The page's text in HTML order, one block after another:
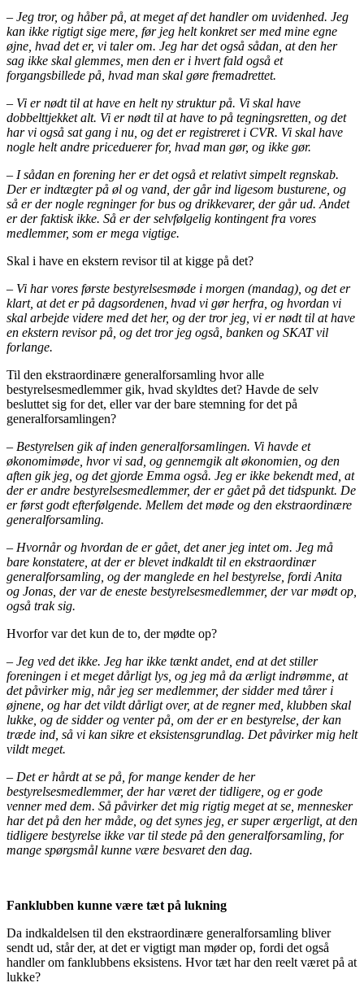
– Jeg tror, og håber på, at meget af det handler om uvidenhed. Jeg
kan ikke rigtigt sige mere, før jeg helt konkret ser med mine egne
øjne, hvad det er, vi taler om. Jeg har det også sådan, at den her
sag ikke skal glemmes, men den er i hvert fald også et
forgangsbillede på, hvad man skal gøre fremadrettet.
– Vi er nødt til at have en helt ny struktur på. Vi skal have
dobbelttjekket alt. Vi er nødt til at have to på tegningsretten, og det
har vi også sat gang i nu, og det er registreret i CVR. Vi skal have
nogle helt andre priceduerer for, hvad man gør, og ikke gør.
– I sådan en forening her er det også et relativt simpelt regnskab.
Der er indtægter på øl og vand, der går ind ligesom busturene, og
så er der nogle regninger for bus og drikkevarer, der går ud. Andet
er der faktisk ikke. Så er der selvfølgelig kontingent fra vores
medlemmer, som er mega vigtige.
Skal i have en ekstern revisor til at kigge på det?
– Vi har vores første bestyrelsesmøde i morgen (mandag), og det er
klart, at det er på dagsordenen, hvad vi gør herfra, og hvordan vi
skal arbejde videre med det her, og der tror jeg, vi er nødt til at have
en ekstern revisor på, og det tror jeg også, banken og SKAT vil
forlange.
Til den ekstraordinære generalforsamling hvor alle
bestyrelsesmedlemmer gik, hvad skyldtes det? Havde de selv
besluttet sig for det, eller var der bare stemning for det på
generalforsamlingen?
– Bestyrelsen gik af inden generalforsamlingen. Vi havde et
økonomimøde, hvor vi sad, og gennemgik alt økonomien, og den
aften gik jeg, og det gjorde Emma også. Jeg er ikke bekendt med, at
der er andre bestyrelsesmedlemmer, der er gået på det tidspunkt. De
er først godt efterfølgende. Mellem det møde og den ekstraordinære
generalforsamling.
– Hvornår og hvordan de er gået, det aner jeg intet om. Jeg må
bare konstatere, at der er blevet indkaldt til en ekstraordinær
generalforsamling, og der manglede en hel bestyrelse, fordi Anita
og Jonas, der var de eneste bestyrelsesmedlemmer, der var mødt op,
også trak sig.
Hvorfor var det kun de to, der mødte op?
– Jeg ved det ikke. Jeg har ikke tænkt andet, end at det stiller
foreningen i et meget dårligt lys, og jeg må da ærligt indrømme, at
det påvirker mig, når jeg ser medlemmer, der sidder med tårer i
øjnene, og har det vildt dårligt over, at de regner med, klubben skal
lukke, og de sidder og venter på, om der er en bestyrelse, der kan
træde ind, så vi kan sikre et eksistensgrundlag. Det påvirker mig helt
vildt meget.
– Det er hårdt at se på, for mange kender de her
bestyrelsesmedlemmer, der har været der tidligere, og er gode
venner med dem. Så påvirker det mig rigtig meget at se, mennesker
har det på den her måde, og det synes jeg, er super ærgerligt, at den
tidligere bestyrelse ikke var til stede på den generalforsamling, for
mange spørgsmål kunne være besvaret den dag.
Fanklubben kunne være tæt på lukning
Da indkaldelsen til den ekstraordinære generalforsamling bliver
sendt ud, står der, at det er vigtigt man møder op, fordi det også
handler om fanklubbens eksistens. Hvor tæt har den reelt været på at
lukke?